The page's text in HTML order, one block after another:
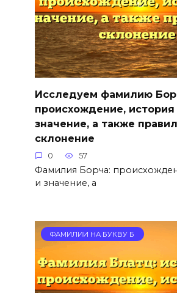
Исследуем фамилию
происхождение, история
значение, а также
склонение
0 57
Фамилия Борча:
и значение, а
ФАМИЛИИ НА БУКВУ Б